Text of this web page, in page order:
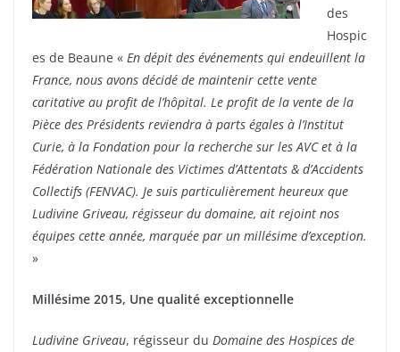
des
Hospic
es de Beaune « En dépit des événements qui endeuillent la
France, nous avons décidé de maintenir cette vente
caritative au profit de l’hôpital. Le profit de la vente de la
Pièce des Présidents reviendra à parts égales à l’Institut
Curie, à la Fondation pour la recherche sur les AVC et à la
Fédération Nationale des Victimes d’Attentats & d’Accidents
Collectifs (FENVAC). Je suis particulièrement heureux que
Ludivine Griveau, régisseur du domaine, ait rejoint nos
équipes cette année, marquée par un millésime d’exception.
»
Millésime 2015, Une qualité exceptionnelle
Ludivine Griveau, régisseur du Domaine des Hospices de